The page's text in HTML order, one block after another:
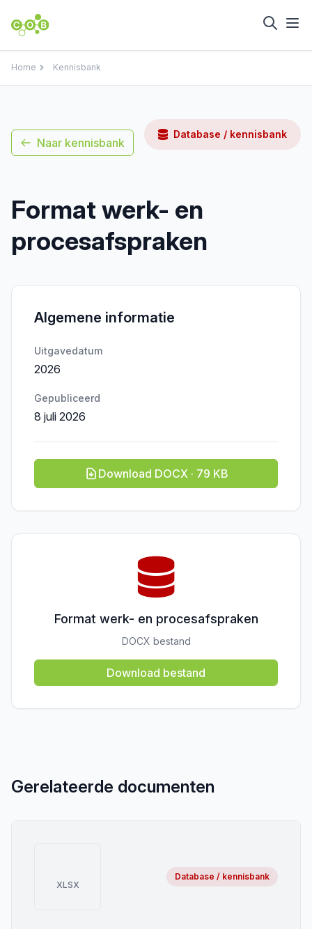
Home Kennisbank
Naar kennisbank
Database / kennisbank
Format werk- en
procesafspraken
Algemene informatie
Uitgavedatum
2026
Gepubliceerd
8 juli 2026
Download DOCX · 79 KB
Format werk- en procesafspraken
DOCX bestand
Download bestand
Gerelateerde documenten
XLSX
Database / kennisbank